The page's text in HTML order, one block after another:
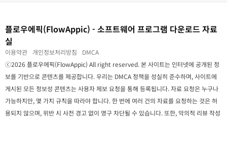
플로우에픽(FlowAppic) - 소프트웨어 프로그램 다운로드 자료
실
이용약관 개인정보처리방침
DMCA
ⓒ2026 플로우에픽(FlowAppic) All right reserved. 본 사이트는 인터넷에 공개된 정
보를 기반으로 콘텐츠를 제공합니다. 우리는 DMCA 정책을 성실히 준수하며, 사이트에
게시된 모든 정보성 콘텐츠는 사용자 제보 요청을 통해 등록됩니다. 자료 요청은 누구나
가능하지만, 몇 가지 규칙을 따라야 합니다. 한 번에 여러 건의 자료를 요청하는 것은 허
용되지 않으며, 위반 시 사전 경고 없이 영구 차단될 수 있습니다. 또한, 악의적 리뷰 작성